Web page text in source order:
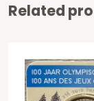
Related